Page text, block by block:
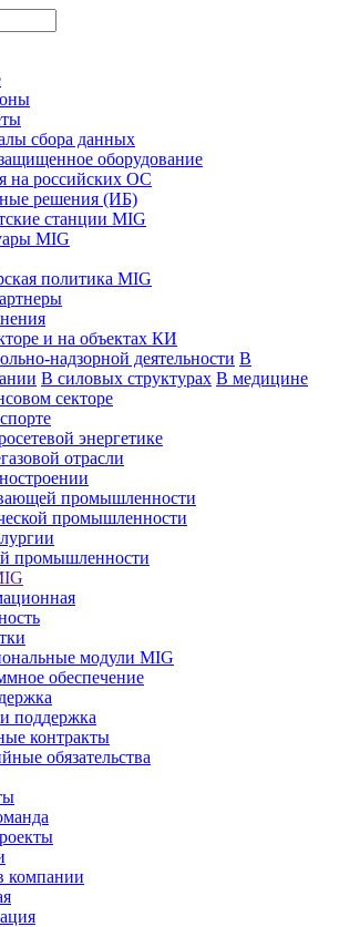
сбора данных
оборудование
на российских ОС
решения (ИБ)
станции MIG
MIG
политика MIG
и на объектах КИ
надзорной деятельности В
В силовых структурах В медицине
секторе
энергетике
отрасли
промышленности
промышленности
промышленности
модули MIG
обеспечение
поддержка
контракты
обязательства
компании